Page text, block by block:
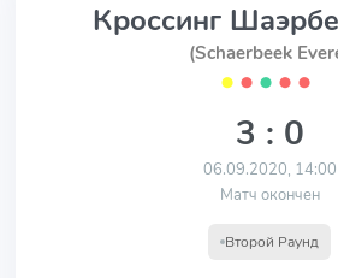
Кроссинг
(Schaerbeek
⬤ ⬤ ⬤ ⬤ ⬤
3 : 0
06.09.2020, 14:00
Матч окончен
Второй Раунд